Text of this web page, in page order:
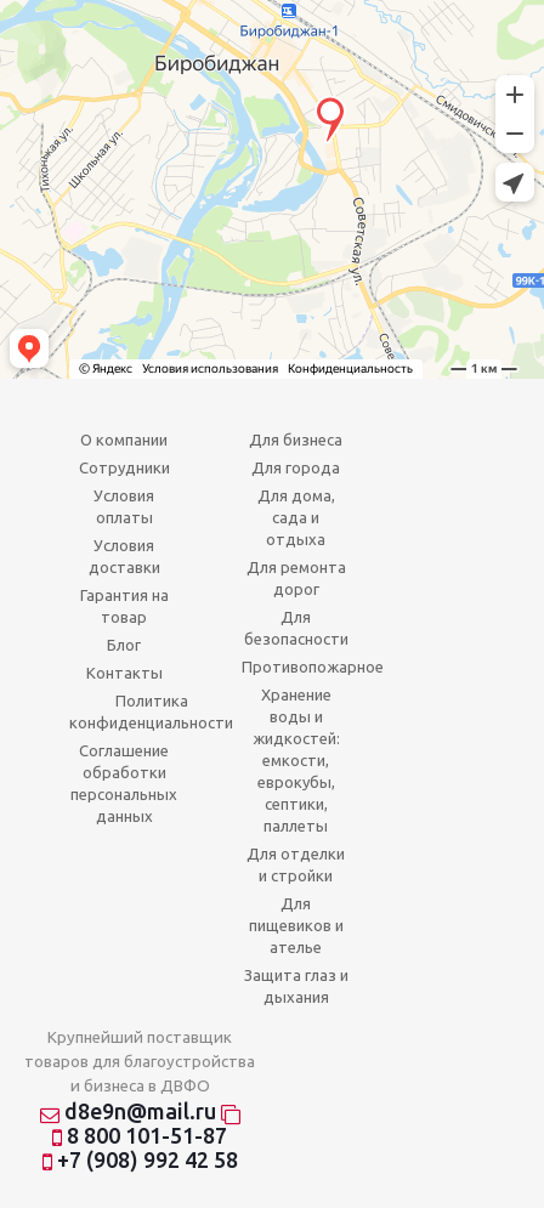
О компании
Сотрудники
Условия
оплаты
Условия
доставки
Гарантия на
товар
Блог
Контакты
Политика
конфиденциальности
Соглашение
обработки
персональных
данных
Для бизнеса
Для города
Для дома,
сада и
отдыха
Для ремонта
дорог
Для
безопасности
Противопожарное
Хранение
воды и
жидкостей:
емкости,
еврокубы,
септики,
паллеты
Для отделки
и стройки
Для
пищевиков и
ателье
Защита глаз и
дыхания
Крупнейший поставщик
товаров для благоустройства
и бизнеса в ДВФО
d8e9n@mail.ru
8 800 101-51-87
+7 (908) 992 42 58